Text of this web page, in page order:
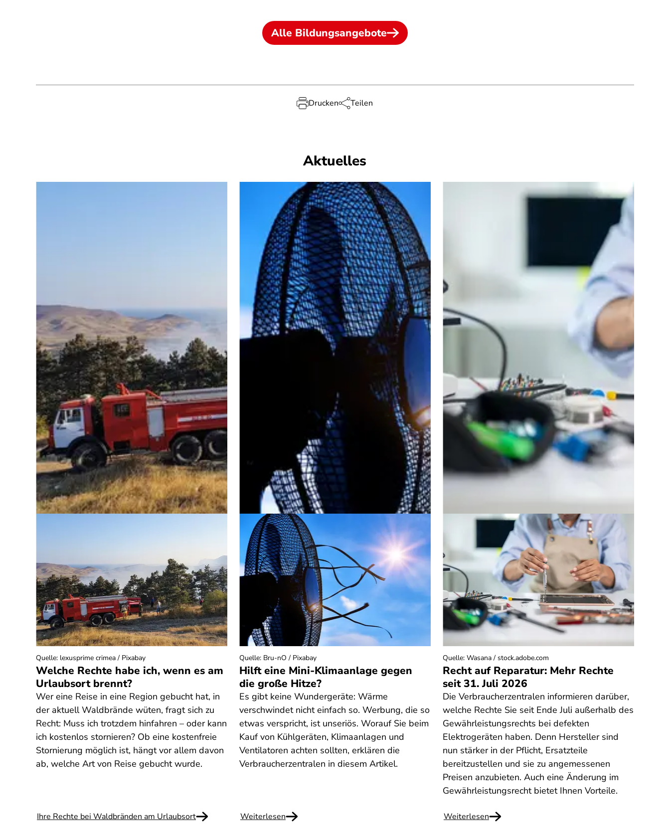
Alle Bildungsangebote
Drucken Teilen
Aktuelles
Welche Rechte habe ich, wenn es am
Urlaubsort brennt?
Wer eine Reise in eine Region gebucht hat, in
der aktuell Waldbrände wüten, fragt sich zu
Recht: Muss ich trotzdem hinfahren – oder kann
ich kostenlos stornieren? Ob eine kostenfreie
Stornierung möglich ist, hängt vor allem davon
ab, welche Art von Reise gebucht wurde.
Ihre Rechte bei Waldbränden am Urlaubsort
Quelle: lexusprime crimea / Pixabay
Hilft eine Mini-Klimaanlage gegen
die große Hitze?
Es gibt keine Wundergeräte: Wärme
verschwindet nicht einfach so. Werbung, die so
etwas verspricht, ist unseriös. Worauf Sie beim
Kauf von Kühlgeräten, Klimaanlagen und
Ventilatoren achten sollten, erklären die
Verbraucherzentralen in diesem Artikel.
Weiterlesen
Quelle: Bru-nO / Pixabay
Recht auf Reparatur: Mehr Rechte
seit 31. Juli 2026
Die Verbraucherzentralen informieren darüber,
welche Rechte Sie seit Ende Juli außerhalb des
Gewährleistungsrechts bei defekten
Elektrogeräten haben. Denn Hersteller sind
nun stärker in der Pflicht, Ersatzteile
bereitzustellen und sie zu angemessenen
Preisen anzubieten. Auch eine Änderung im
Gewährleistungsrecht bietet Ihnen Vorteile.
Weiterlesen
Quelle: Wasana / stock.adobe.com